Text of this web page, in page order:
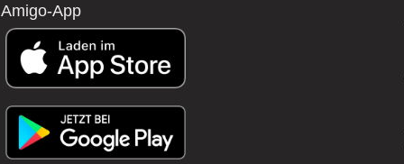
Amigo-App